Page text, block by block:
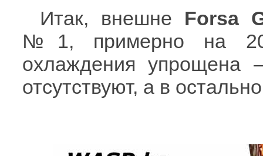
Итак, внешне Forsa
№1, примерно на
охлаждения упрощена
отсутствуют, а в